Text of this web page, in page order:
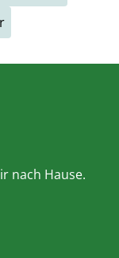
nach Hause.